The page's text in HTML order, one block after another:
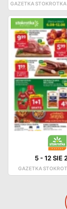
GAZETKA STOKROTKA
5-12 SIE
GAZETKA